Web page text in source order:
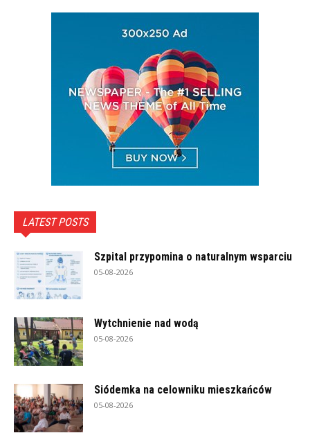
LATEST POSTS
Szpital przypomina o naturalnym wsparciu
05-08-2026
Wytchnienie nad wodą
05-08-2026
Siódemka na celowniku mieszkańców
05-08-2026